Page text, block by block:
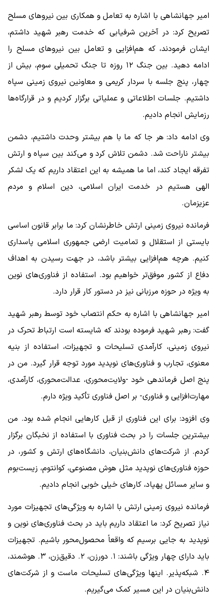
امیر جهانشاهی با اشاره به تعامل و همکاری بین نیروهای مسلح
تصریح کرد: در آخرین شرفیابی که خدمت رهبر شهید داشتم،
ایشان فرمودند، که هم‌افزایی و تعامل بین نیروهای مسلح را
ادامه دهید. بین جنگ ۱۲ روزه تا جنگ تحمیلی سوم، بیش از
چهار، پنج جلسه با سردار کریمی و معاونین نیروی زمینی سپاه
داشتیم. جلسات اطلاعاتی و عملیاتی برگزار کردیم و در قرارگاه‌ها
رزمایش انجام دادیم.
وی ادامه داد: هر جا که ما با هم بیشتر وحدت داشتیم، دشمن
بیشتر ناراحت شد. دشمن تلاش کرد و می‌کند بین سپاه و ارتش
تفرقه ایجاد کند، اما ما همیشه به این اعتقاد داریم که یک لشکر
الهی هستیم در خدمت ایران اسلامی، دین اسلام و مردم
عزیزمان.
فرمانده نیروی زمینی ارتش خاطرنشان کرد: ما برابر قانون اساسی
بایستی از استقلال و تمامیت ارضی جمهوری اسلامی پاسداری
کنیم. هرچه هم‌افزایی بیشتر باشد، در جهت رسیدن به اهداف
دفاع از کشور موفق‌تر خواهیم بود. استفاده از فناوری‌های نوین
به ویژه در حوزه مرزبانی نیز در دستور کار قرار دارد.
امیر جهانشاهی با اشاره به حکم انتصاب خود توسط رهبر شهید
گفت: رهبر شهید فرموده بودند که شایسته است ارتباط تحرک در
نیروی زمینی، کارآمدی تسلیحات و تجهیزات، استفاده از بنیه
معنوی، تجارب و فناوری‌های نوپدید مورد توجه قرار گیرد. من در
پنج اصل فرماندهی خود -ولایت‌محوری، عدالت‌محوری، کارآمدی،
مهارت‌افزایی و فناوری- بر اصل فناوری تأکید ویژه دارم.
وی افزود: برای این فناوری از قبل کارهایی انجام شده بود. من
بیشترین جلسات را در بحث فناوری با استفاده از نخبگان برگزار
کردم. از شرکت‌های دانش‌بنیان، دانشگاه‌های ارتش و کشور، در
حوزه فناوری‌های نوپدید مثل هوش مصنوعی، کوانتوم، زیست‌بوم
و سایر مسائل پهپاد، کارهای خیلی خوبی انجام دادیم.
فرمانده نیروی زمینی ارتش با اشاره به ویژگی‌های تجهیزات مورد
نیاز تصریح کرد: ما اعتقاد داریم باید در بحث فناوری‌های نوین و
نوپدید به جایی برسیم که واقعاً محصول‌محور باشیم. تجهیزات
باید دارای چهار ویژگی باشند: ۱. دورزن، ۲. دقیق‌زن، ۳. هوشمند،
۴. شبکه‌پذیر. اینها ویژگی‌های تسلیحات ماست و از شرکت‌های
دانش‌بنیان در این مسیر کمک می‌گیریم.